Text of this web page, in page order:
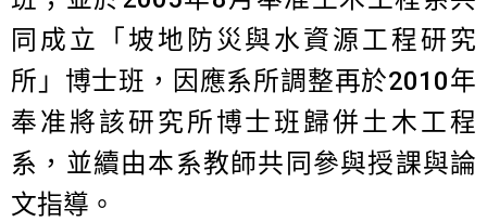
同成立「坡地防災與水資源工程研究
所」博士班，因應系所調整再於2010年
奉准將該研究所博士班歸併土木工程
系，並續由本系教師共同參與授課與論
文指導。